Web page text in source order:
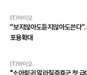
IT/바이오
“보지않아도듣지않아도쓴다
포용확대
IT/바이오
"소아희귀 알라질증후군 첫